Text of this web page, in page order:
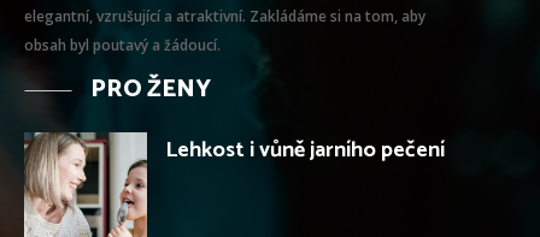
elegantní, vzrušující a atraktivní. Zakládáme si na tom, aby
obsah byl poutavý a žádoucí.
PRO ŽENY
Lehkost i vůně jarního pečení